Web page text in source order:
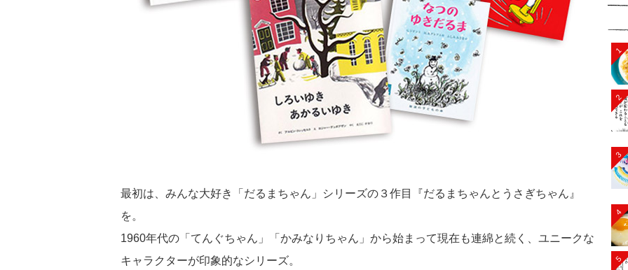
最初は、みんな大好き「だるまちゃん」シリーズの３作目『だるまちゃんとうさぎちゃん』
を。
1960年代の「てんぐちゃん」「かみなりちゃん」から始まって現在も連綿と続く、ユニークな
キャラクターが印象的なシリーズ。
1
2
3
4
5